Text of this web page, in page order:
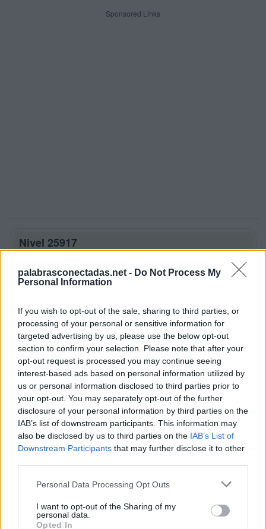
palabrasconectadas.net - Do Not Process My
Personal Information
If you wish to opt-out of the sale, sharing to third parties, or
processing of your personal or sensitive information for
targeted advertising by us, please use the below opt-out
section to confirm your selection. Please note that after your
opt-out request is processed you may continue seeing
interest-based ads based on personal information utilized by
us or personal information disclosed to third parties prior to
your opt-out. You may separately opt-out of the further
disclosure of your personal information by third parties on the
IAB’s list of downstream participants. This information may
also be disclosed by us to third parties on the IAB’s List of
Downstream Participants that may further disclose it to other
Personal Data Processing Opt Outs
I want to opt-out of the Sharing of my
personal data.
Opted In
Sponsored Links
Nivel 25917
Palabras Conectadas Nivel 25917
respuestas
La respuesta a este rompecabezas es:
M
O
R
O
R
O
M
O R
O
R
O M O
BUSCAR MÁS
Por favor seleccione los niveles: